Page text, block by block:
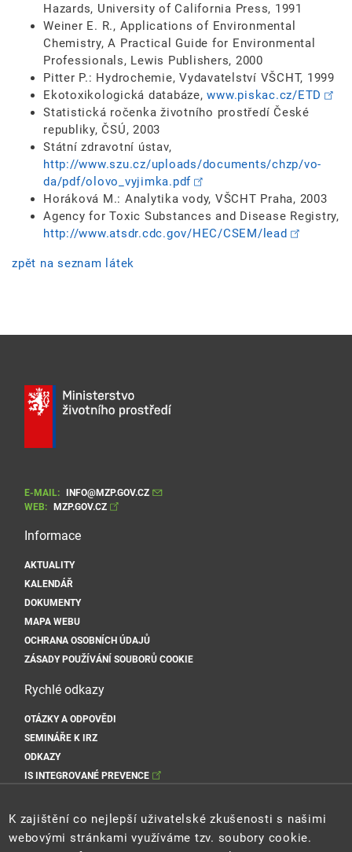
Hazards, University of California Press, 1991
Weiner E. R., Applications of Environmental
Chemistry, A Practical Guide for Environmental
Professionals, Lewis Publishers, 2000
Pitter P.: Hydrochemie, Vydavatelství VŠCHT, 1999
Ekotoxikologická databáze,www.piskac.cz/ETD
Statistická ročenka životního prostředí České
republiky, ČSÚ, 2003
Státní zdravotní ústav,
http://www.szu­.cz/uploads/do­cuments/chzp/vo­
da/pdf/olovo_vy­jimka.pdf
Horáková M.: Analytika vody, VŠCHT Praha, 2003
Agency for Toxic Substances and Disease Registry,
http://www.at­sdr.cdc.gov/HEC/CSE­M/lead
zpět na seznam látek
E-MAIL:
INFO@MZP.GOV.CZ
WEB:
MZP.GOV.CZ
Informace
AKTUALITY
KALENDÁŘ
DOKUMENTY
MAPA WEBU
OCHRANA OSOBNÍCH ÚDAJŮ
ZÁSADY POUŽÍVÁNÍ SOUBORŮ COOKIE
Rychlé odkazy
OTÁZKY A ODPOVĚDI
SEMINÁŘE K IRZ
ODKAZY
IS INTEGROVANÉ PREVENCE
K zajištění co nejlepší uživatelské zkušenosti s našimi
webovými stránkami využíváme tzv. soubory cookie.